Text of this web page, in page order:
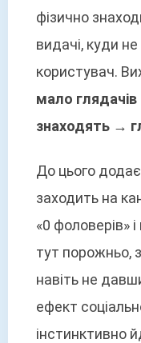
фізично
видачі, куди
користувач.
мало
знаходять →
До цього
заходить на
«0 фоловерів»
тут порожньо,
навіть не
ефект
інстинктивно